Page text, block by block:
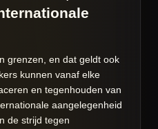
grenzen, en dat geldt ook
kunnen vanaf elke
en tegenhouden van
aangelegenheid
de strijd tegen